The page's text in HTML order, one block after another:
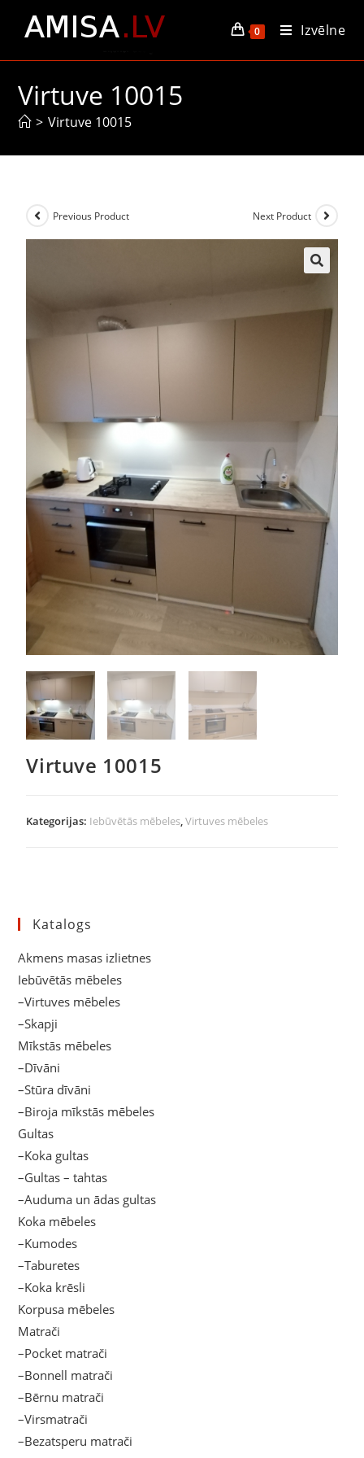
0 Izvēlne
Virtuve 10015
> Virtuve 10015
Previous Product Next Product
Virtuve 10015
Kategorijas: Iebūvētās mēbeles,Virtuves mēbeles
Katalogs
Akmens masas izlietnes
Iebūvētās mēbeles
–Virtuves mēbeles
–Skapji
Mīkstās mēbeles
–Dīvāni
–Stūra dīvāni
–Biroja mīkstās mēbeles
Gultas
–Koka gultas
–Gultas – tahtas
–Auduma un ādas gultas
Koka mēbeles
–Kumodes
–Taburetes
–Koka krēsli
Korpusa mēbeles
Matrači
–Pocket matrači
–Bonnell matrači
–Bērnu matrači
–Virsmatrači
–Bezatsperu matrači